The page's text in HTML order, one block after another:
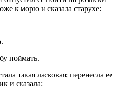
к морю и сказала старухе:
поймать.
такая ласковая; перенесла ее
и сказала: